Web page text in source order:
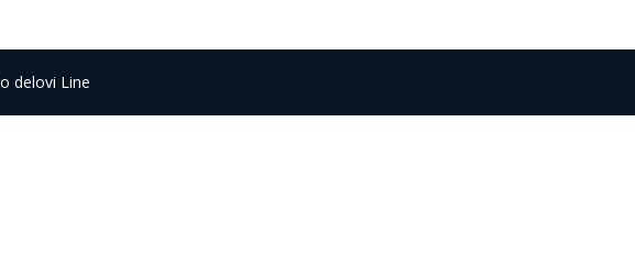
delovi Line